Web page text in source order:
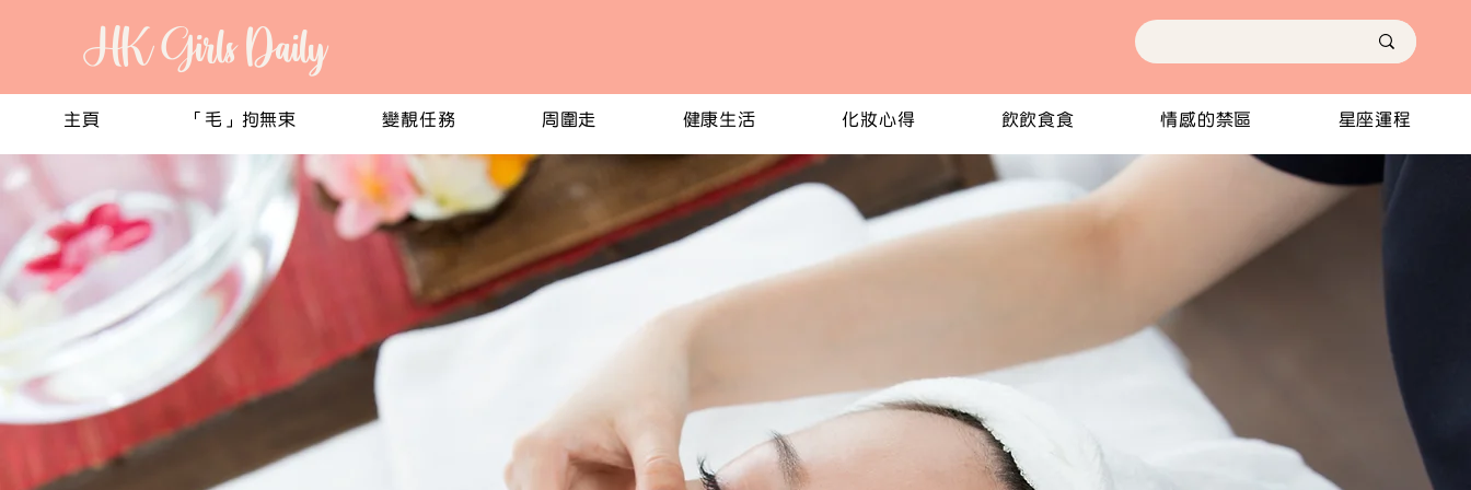
HK Girls Daily
主頁 「毛」拘無束 變靚任務 周圍走 健康生活 化妝心得 飲飲食食 情感的禁區 星座運程